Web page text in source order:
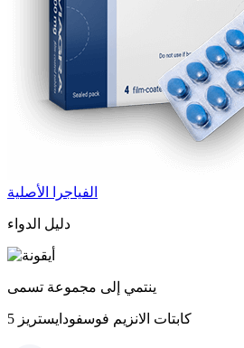
الفياجرا الأصلية
دليل الدواء
ينتمي إلى مجموعة تسمى
كابتات الانزيم فوسفودايستريز 5